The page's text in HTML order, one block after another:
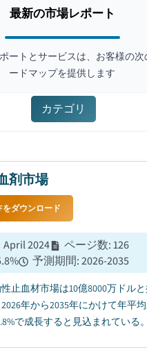
最新の市場レポート
ートとサービスは、お客様の次
ードマップを提供します
カテゴリ
剤市場
をダウンロード
April 2024 ページ数:126
% 予測期間:2026-2035
止血材市場は10億8000万ドル
年から2035年にかけて年平
で成長すると見込まれている